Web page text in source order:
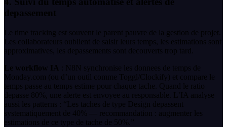
depassement
Le time tracking est souvent le parent pauvre de la gestion de projet.
Les collaborateurs oublient de saisir leurs temps, les estimations sont
approximatives, les depassements sont decouverts trop tard.
Le workflow IA
: N8N synchronise les donnees de temps de
Monday.com (ou d’un outil comme Toggl/Clockify) et compare le
temps passe au temps estime pour chaque tache. Quand le ratio
depasse 80%, une alerte est envoyee au responsable. L’IA analyse
aussi les patterns : “Les taches de type Design depassent
systematiquement de 40% — recommandation : augmenter les
estimations de ce type de tache de 50%.”